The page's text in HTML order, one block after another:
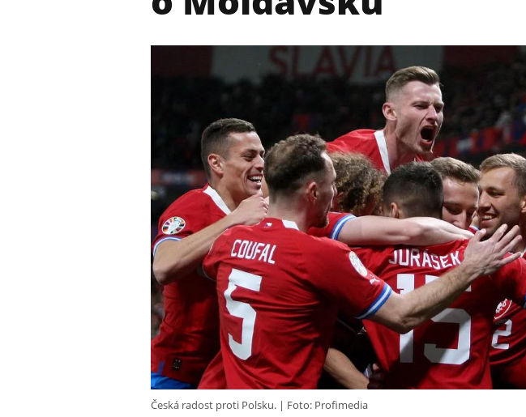
Česká radost proti Polsku. Foto: Profimedia